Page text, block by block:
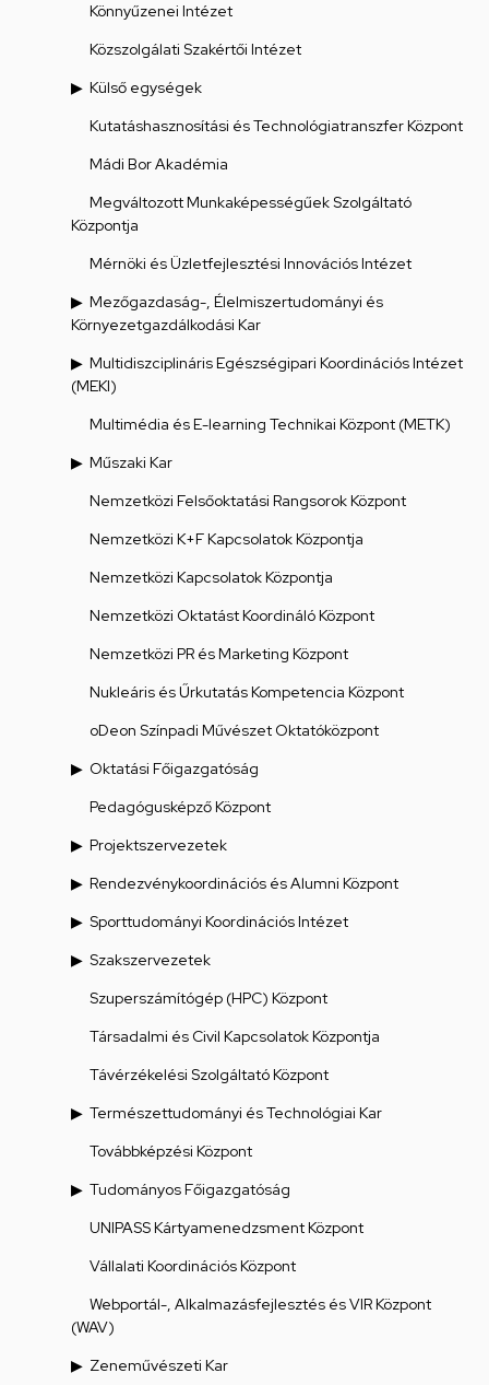
Könnyűzenei Intézet
Közszolgálati Szakértői Intézet
Külső egységek
Kutatáshasznosítási és Technológiatranszfer Központ
Mádi Bor Akadémia
Megváltozott Munkaképességűek Szolgáltató
Központja
Mérnöki és Üzletfejlesztési Innovációs Intézet
Mezőgazdaság-, Élelmiszertudományi és
Környezetgazdálkodási Kar
Multidiszciplináris Egészségipari Koordinációs Intézet
(MEKI)
Multimédia és E-learning Technikai Központ (METK)
Műszaki Kar
Nemzetközi Felsőoktatási Rangsorok Központ
Nemzetközi K+F Kapcsolatok Központja
Nemzetközi Kapcsolatok Központja
Nemzetközi Oktatást Koordináló Központ
Nemzetközi PR és Marketing Központ
Nukleáris és Űrkutatás Kompetencia Központ
oDeon Színpadi Művészet Oktatóközpont
Oktatási Főigazgatóság
Pedagógusképző Központ
Projektszervezetek
Rendezvénykoordinációs és Alumni Központ
Sporttudományi Koordinációs Intézet
Szakszervezetek
Szuperszámítógép (HPC) Központ
Társadalmi és Civil Kapcsolatok Központja
Távérzékelési Szolgáltató Központ
Természettudományi és Technológiai Kar
Továbbképzési Központ
Tudományos Főigazgatóság
UNIPASS Kártyamenedzsment Központ
Vállalati Koordinációs Központ
Webportál-, Alkalmazásfejlesztés és VIR Központ
(WAV)
Zeneművészeti Kar